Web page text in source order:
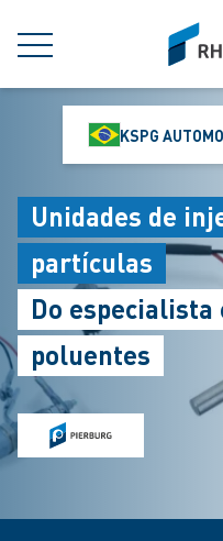
MENU
siteLogo
KSPG
Unidades de
partículas
Do especialista
poluentes